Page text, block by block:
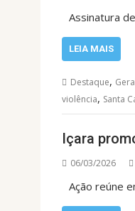
Assinatura
LEIA MAIS
Destaque,
violência, Santa
Içara
06/03/2026
Ação reúne